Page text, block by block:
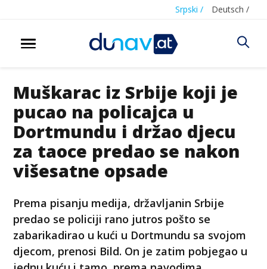
Srpski / Deutsch /
Muškarac iz Srbije koji je
pucao na policajca u
Dortmundu i držao djecu
za taoce predao se nakon
višesatne opsade
Prema pisanju medija, državljanin Srbije
predao se policiji rano jutros pošto se
zabarikadirao u kući u Dortmundu sa svojom
djecom, prenosi Bild. On je zatim pobjegao u